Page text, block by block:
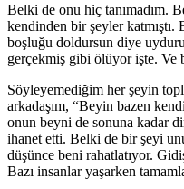
Belki de onu hiç tanımadım.
kendinden bir şeyler
boşluğu doldursun diye
gerçekmiş gibi ölüyor işte. Ve
Söyleyemediğim her şeyin
arkadaşım, “Beyin bazen
onun beyni de sonuna kadar
ihanet etti. Belki de bir şeyi
düşünce beni rahatlatıyor.
Bazı insanlar yaşarken